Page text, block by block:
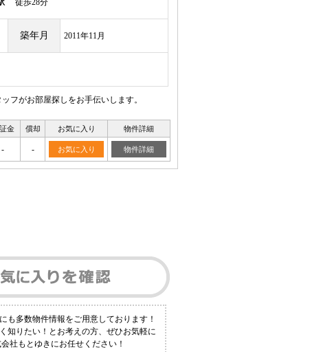
徒歩28分
築年月 2011年11月
フがお部屋探しをお手伝いします。
金 償却 お気に入り 物件詳細
- - お気に入り 物件詳細
も多数物件情報をご用意しております！
知りたい！とお考えの方、ぜひお気軽に
社もとゆきにお任せください！